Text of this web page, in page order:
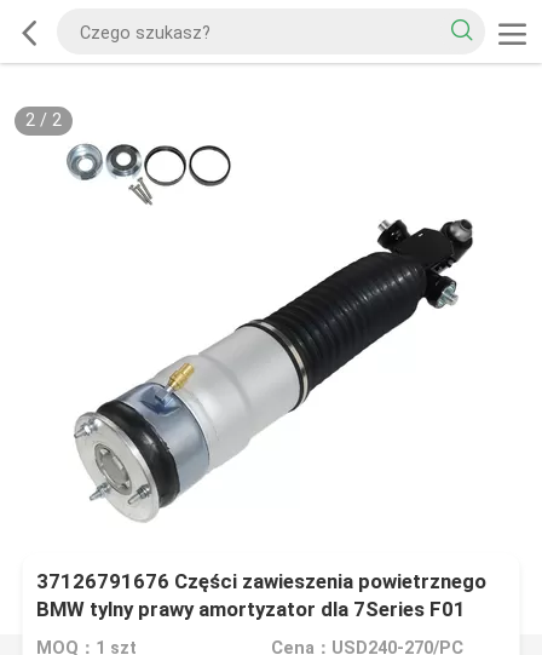
2/ 2
37126791676 Części zawieszenia powietrznego
BMW tylny prawy amortyzator dla 7Series F01
F02
MOQ：1 szt Cena：USD240-270/PC